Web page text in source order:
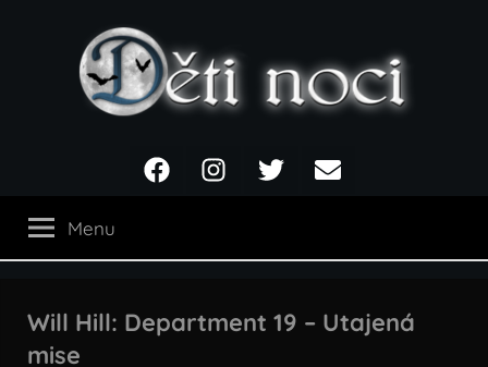
noci
FacebookInstagramTwitter Email
Menu
Will Hill: Department 19 – Utajená
mise